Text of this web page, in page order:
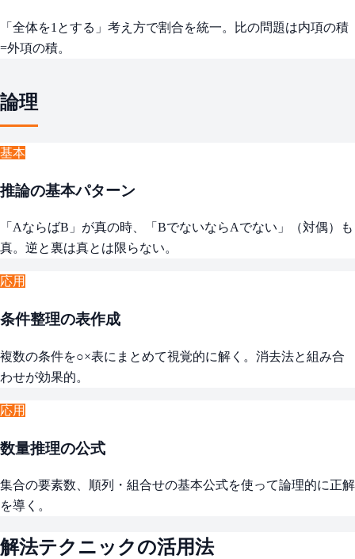
「全体を1とする」考え方で割合を統一。比の問題は内項の積
=外項の積。
論理
基本
推論の基本パターン
「AならばB」が真の時、「BでないならAでない」（対偶）も
真。逆と裏は真とは限らない。
応用
条件整理の表作成
複数の条件を○×表にまとめて視覚的に解く。消去法と組み合
わせが効果的。
応用
数量推理の公式
集合の要素数、順列・組合せの基本公式を使って論理的に正解
を導く。
解法テクニックの活用法